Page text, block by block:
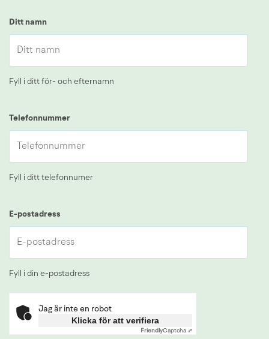
Ditt namn
Fyll i ditt för- och efternamn
Telefonnummer
Fyll i ditt telefonnumer
E-postadress
Fyll i din e-postadress
Jag är inte en robot
Klicka för att verifiera
FriendlyCaptcha ⇗